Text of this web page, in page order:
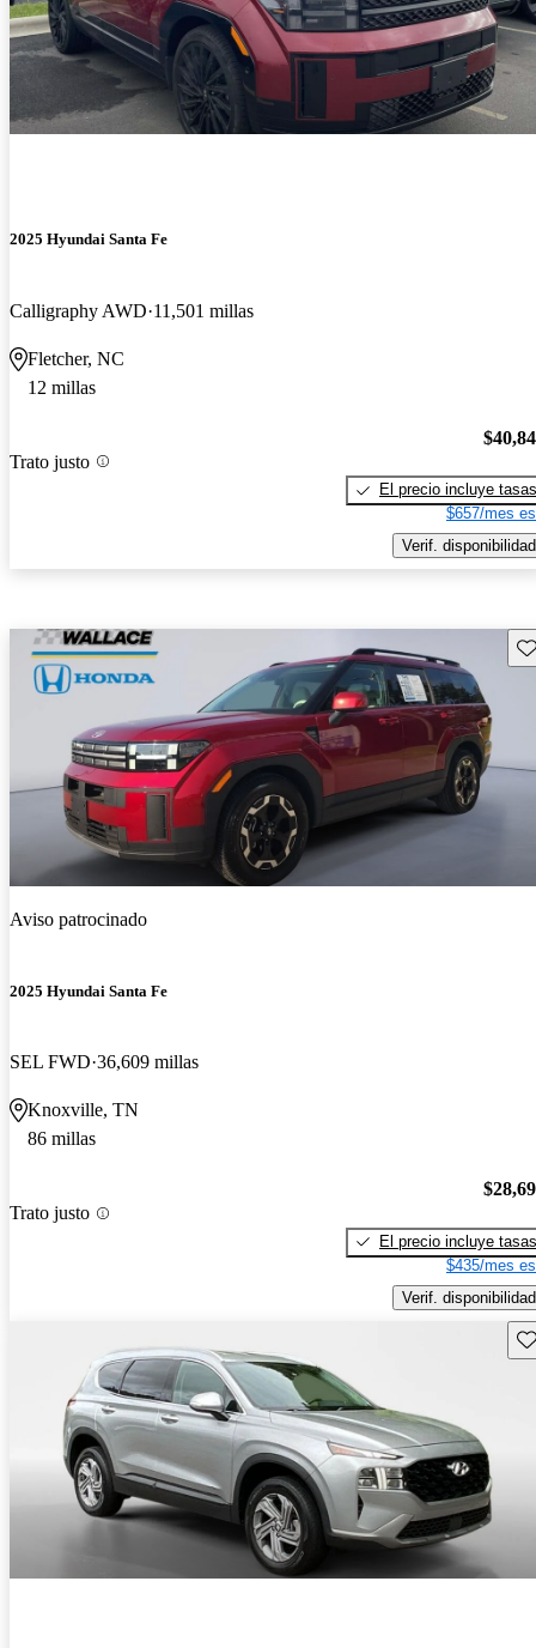
2025 Hyundai Santa Fe
Calligraphy AWD 11,501 millas
Fletcher, NC
12 millas
Trato justo
El precio incluye tasas
$657/mes
Verif. disponibilidad
Aviso patrocinado
2025 Hyundai Santa Fe
SEL FWD 36,609 millas
Knoxville, TN
86 millas
Trato justo
El precio incluye tasas
$435/mes
Verif. disponibilidad